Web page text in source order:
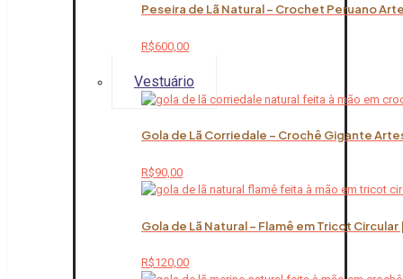
Peseira de Lã Natural – Crochet Peruano
R$600,00
Vestuário
Gola de Lã Corriedale – Crochê Gigante
R$90,00
Gola de Lã Natural – Flamê em Tricot
R$120,00